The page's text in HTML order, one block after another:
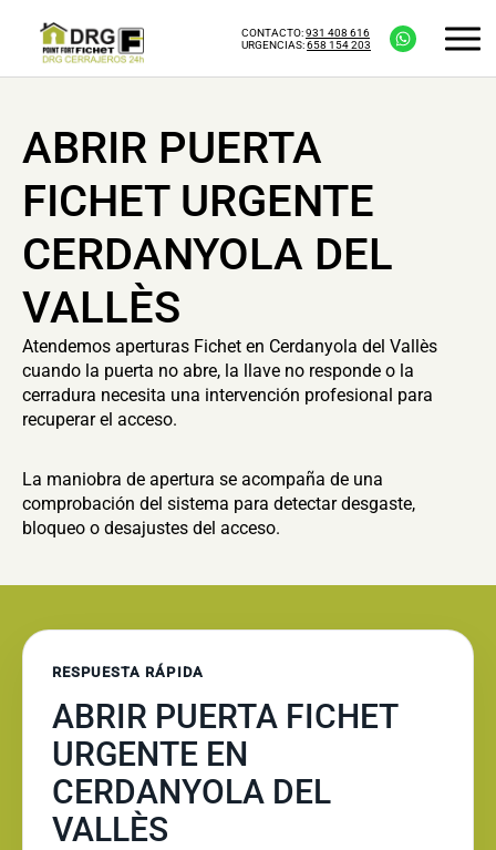
CONTACTO:931 408 616
URGENCIAS:658 154 203
ABRIR PUERTA
FICHET URGENTE
CERDANYOLA DEL
VALLÈS
Atendemos aperturas Fichet en Cerdanyola del Vallès
cuando la puerta no abre, la llave no responde o la
cerradura necesita una intervención profesional para
recuperar el acceso.
La maniobra de apertura se acompaña de una
comprobación del sistema para detectar desgaste,
bloqueo o desajustes del acceso.
RESPUESTA RÁPIDA
ABRIR PUERTA FICHET
URGENTE EN
CERDANYOLA DEL
VALLÈS